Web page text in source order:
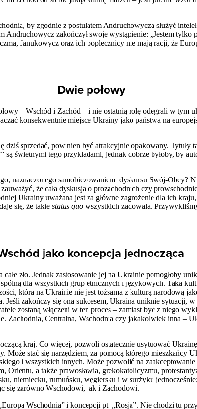
by zgodnie z postulatem Andruchowycza służyć
Andruchowycz zakończył swoje wystąpienie: „Jestem
Janukowycz oraz ich poplecznicy nie mają racji, że
Dwie połowy
– Wschód i Zachód – i nie ostatnią rolę odegrali w
konsekwentnie miejsce Ukrainy jako państwa na
dziś sprzedać, powinien być atrakcyjnie opakowany. Tytuły
są świetnymi tego przykładami, jednak dobrze byłoby, by
naznaczonego samobiczowaniem dyskursu Swój-Obcy?
że cała dyskusja o prozachodnich czy
Ukrainy uważana jest za główne zagrożenie dla ich
się, że takie status quo wszystkich zadowala.
jako koncepcja jednocząca
zło. Jednak zastosowanie jej na Ukrainie pomogłoby
dla wszystkich grup etnicznych i językowych. Taka
która na Ukrainie nie jest tożsama z kulturą narodową
zakończy się ona sukcesem, Ukraina uniknie sytuacji,
zostaną włączeni w ten proces – zamiast być z niego
Zachodnia, Centralna, Wschodnia czy jakakolwiek inna –
kraj. Co więcej, pozwoli ostatecznie usytuować
Może stać się narzędziem, za pomocą którego mieszkańcy
i wszystkich innych. Może pozwolić na
Orientu, a także prawosławia, grekokatolicyzmu,
niemiecku, rumuńsku, węgiersku i w surżyku
się zarówno Wschodowi, jak i Zachodowi.
Wschodnia” i koncepcji pt. „Rosja”. Nie chodzi tu